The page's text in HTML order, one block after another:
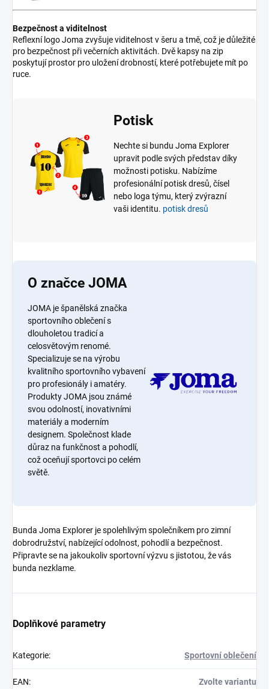
Bezpečnost a viditelnost
Reflexní logo Joma zvyšuje viditelnost v šeru a tmě, což je důležité
pro bezpečnost při večerních aktivitách. Dvě kapsy na zip
poskytují prostor pro uložení drobností, které potřebujete mít po
ruce.
Potisk
Nechte si bundu Joma Explorer
upravit podle svých představ díky
možnosti potisku. Nabízíme
profesionální potisk dresů, čísel
nebo loga týmu, který zvýrazní
vaši identitu. potisk dresů
O značce JOMA
JOMA je španělská značka
sportovního oblečení s
dlouholetou tradicí a
celosvětovým renomé.
Specializuje se na výrobu
kvalitního sportovního vybavení
pro profesionály i amatéry.
Produkty JOMA jsou známé
svou odolností, inovativními
materiály a moderním
designem. Společnost klade
důraz na funkčnost a pohodlí,
což oceňují sportovci po celém
světě.
Bunda Joma Explorer je spolehlivým společníkem pro zimní
dobrodružství, nabízející odolnost, pohodlí a bezpečnost.
Připravte se na jakoukoliv sportovní výzvu s jistotou, že vás
bunda nezklame.
Doplňkové parametry
Kategorie: Sportovní oblečení
EAN: Zvolte variantu